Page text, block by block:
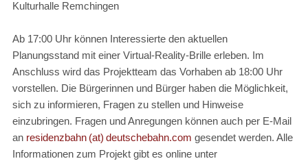
Kulturhalle Remchingen
Ab 17:00 Uhr können Interessierte den aktuellen
Planungsstand mit einer Virtual-Reality-Brille erleben. Im
Anschluss wird das Projektteam das Vorhaben ab 18:00 Uhr
vorstellen. Die Bürgerinnen und Bürger haben die Möglichkeit,
sich zu informieren, Fragen zu stellen und Hinweise
einzubringen. Fragen und Anregungen können auch per E-Mail
an residenzbahn (at) deutschebahn.com gesendet werden. Alle
Informationen zum Projekt gibt es online unter